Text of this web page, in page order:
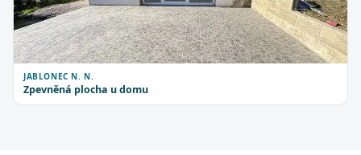
JABLONEC N. N.
Zpevněná plocha u domu